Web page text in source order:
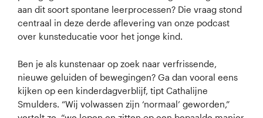
aan dit soort spontane leerprocessen? Die vraag stond
centraal in deze derde aflevering van onze podcast
over kunsteducatie voor het jonge kind.
Ben je als kunstenaar op zoek naar verfrissende,
nieuwe geluiden of bewegingen? Ga dan vooral eens
kijken op een kinderdagverblijf, tipt Cathalijne
Smulders. “Wij volwassen zijn ‘normaal’ geworden,”